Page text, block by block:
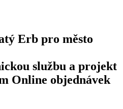
Erb pro město
službu a projekt
Online objednávek